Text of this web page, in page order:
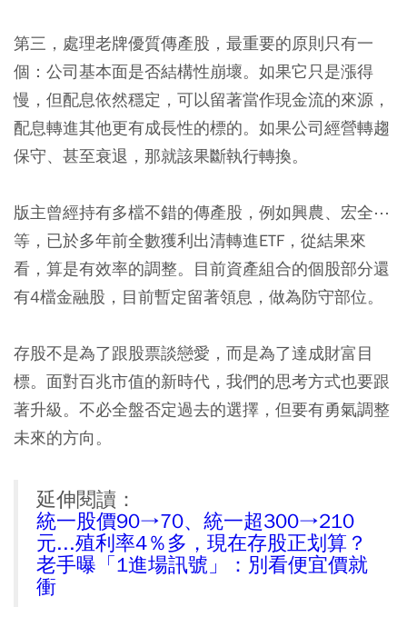
第三，處理老牌優質傳產股，最重要的原則只有一
個：公司基本面是否結構性崩壞。如果它只是漲得
慢，但配息依然穩定，可以留著當作現金流的來源，
配息轉進其他更有成長性的標的。如果公司經營轉趨
保守、甚至衰退，那就該果斷執行轉換。
版主曾經持有多檔不錯的傳產股，例如興農、宏全⋯
等，已於多年前全數獲利出清轉進ETF，從結果來
看，算是有效率的調整。目前資產組合的個股部分還
有4檔金融股，目前暫定留著領息，做為防守部位。
存股不是為了跟股票談戀愛，而是為了達成財富目
標。面對百兆市值的新時代，我們的思考方式也要跟
著升級。不必全盤否定過去的選擇，但要有勇氣調整
未來的方向。
延伸閱讀：
統一股價90→70、統一超300→210
元...殖利率4％多，現在存股正划算？
老手曝「1進場訊號」：別看便宜價就
衝